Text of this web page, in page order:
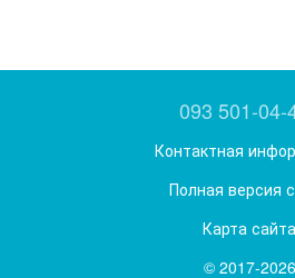
093 501-04-
Контактная
Полная версия
Карта сайта
© 2017-2026